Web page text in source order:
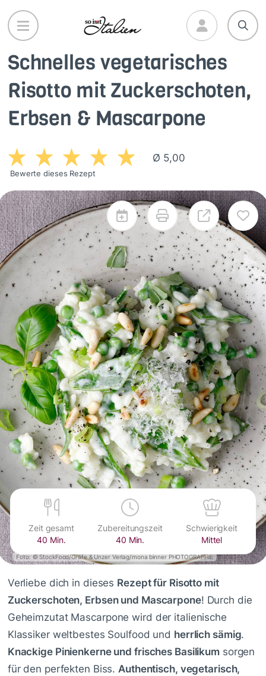
Direkt
zum
Inhalt
Schnelles vegetarisches
Risotto mit Zuckerschoten,
Erbsen & Mascarpone
Ø 5,00
Bewerte dieses Rezept
Foto: © StockFood/Gräfe & Unzer Verlag/mona binner PHOTOGRAPHIE
Zeit gesamt
40 Min.
Zubereitungszeit
40 Min.
Schwierigkeit
Mittel
Verliebe dich in dieses Rezept für Risotto mit
Zuckerschoten, Erbsen und Mascarpone! Durch die
Geheimzutat Mascarpone wird der italienische
Klassiker weltbestes Soulfood und herrlich sämig.
Knackige Pinienkerne und frisches Basilikum sorgen
für den perfekten Biss.Authentisch, vegetarisch,